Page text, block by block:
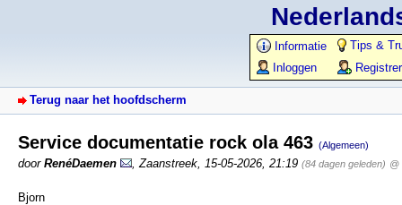
Informatie
Tips &
Inloggen
Terug naar het hoofdscherm
Service documentatie rock ola 463 (Algemeen)
door RenéDaemen Zaanstreek 15-05-2026, 21:19 (84 dagen geleden) @
Bjorn